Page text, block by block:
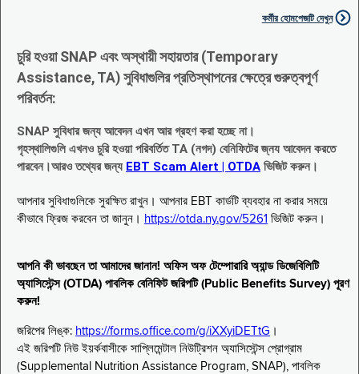
কর্মীর হোমপেজটি দেখুন
চুরি হওয়া SNAP এবং অস্থায়ী সহায়তার (Temporary
Assistance, TA) সুবিধাগুলির প্রতিস্থাপনের ক্ষেত্রে গুরুত্বপূর্ণ
পরিবর্তন:
SNAP সুবিধার জন্য আবেদন এখন আর গ্রহণ করা হচ্ছে না।
গৃহস্থালিগুলি এখনও চুরি হওয়া পরিবর্তিত TA (নগদ) বেনিফিটের জ্নয আবেদন করতে
পারবেন।আরও তথ্যের জন্য EBT Scam Alert | OTDA ভিজিট করুন।
আপনার সুবিধাগুলিকে সুরক্ষিত রাখুন। আপনার EBT কার্ডটি ব্যবহার না করার সময়ে
কীভাবে ফ্রিজ করবেন তা জানুন। https://otda.ny.gov/5261 ভিজিট করুন।
আপনি কী ভাবছেন তা আমাদের জানান! অফিস অফ টেম্পোরারি অ্যান্ড ডিজেবিলিটি
অ্যাসিস্টেন্স (OTDA) পাবলিক বেনিফিট জরিপটি (Public Benefits Survey) পূরণ
করুন!
জরিপের লিঙ্ক: https://forms.office.com/g/iXXyiDETtG ।
এই জরিপটি নিউ ইয়র্কবাসীকে সাপ্লিমেন্টাল নিউট্রিশন অ্যাসিস্টেন্স প্রোগ্রাম
(Supplemental Nutrition Assistance Program, SNAP), পাবলিক